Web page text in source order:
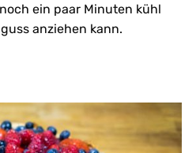
ein paar Minuten kühl
anziehen kann.